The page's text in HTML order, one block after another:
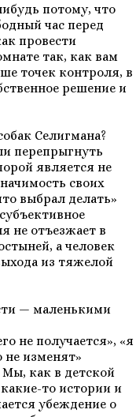
потому, что
час перед
провести
так, как вам
точек контроля, в
решение и
Селигмана?
перепрыгнуть
является не
своих
выбрал делать»
не отъезжает в
а человек
из тяжелой
— маленькими
не получается», «я
изменят»
Мы, как в детской
то истории и
убеждение о